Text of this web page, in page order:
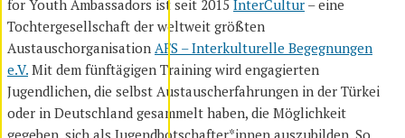
for Youth Ambassadors ist seit 2015 InterCultur – eine
Tochtergesellschaft der weltweit größten
Austauschorganisation AFS – Interkulturelle Begegnungen
e.V. Mit dem fünftägigen Training wird engagierten
Jugendlichen, die selbst Austauscherfahrungen in der Türkei
oder in Deutschland gesammelt haben, die Möglichkeit